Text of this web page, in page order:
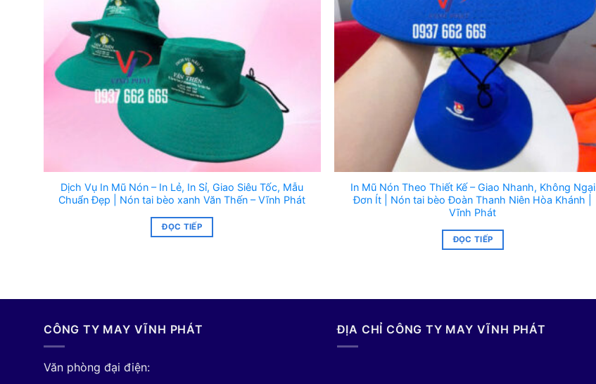
Dịch Vụ In Mũ Nón – In Lẻ, In Sỉ, Giao Siêu Tốc, Mẫu
Chuẩn Đẹp | Nón tai bèo xanh Văn Thến – Vĩnh Phát
ĐỌC TIẾP
In Mũ Nón Theo Thiết Kế – Giao Nhanh, Không Ngại
Đơn Ít | Nón tai bèo Đoàn Thanh Niên Hòa Khánh |
Vĩnh Phát
ĐỌC TIẾP
CÔNG TY MAY VĨNH PHÁT
Văn phòng đại điện:
ĐỊA CHỈ CÔNG TY MAY VĨNH PHÁT